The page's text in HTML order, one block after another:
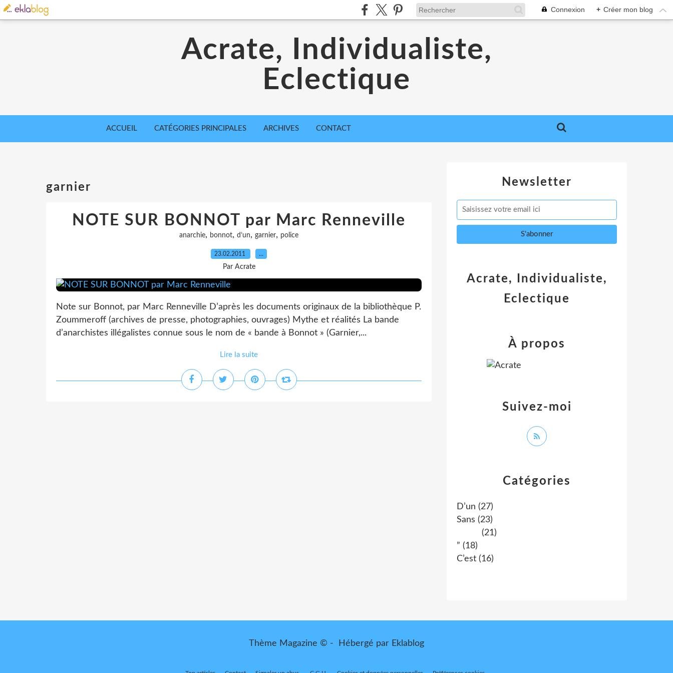
Connexion + Créer mon blog
Acrate, Individualiste,
Eclectique
ACCUEIL CATÉGORIES PRINCIPALES ARCHIVES CONTACT
garnier
NOTE SUR BONNOT par Marc Renneville
anarchie, bonnot, d’un, garnier, police
23.02.2011 …
Par Acrate
Note sur Bonnot, par Marc Renneville D’après les documents originaux de la bibliothèque P.
Zoummeroff (archives de presse, photographies, ouvrages) Mythe et réalités La bande
d’anarchistes illégalistes connue sous le nom de « bande à Bonnot » (Garnier,...
Lire la suite
Newsletter
Catégories
D’un (27)
Sans (23)
(21)
” (18)
C’est (16)
Acrate, Individualiste,
Eclectique
Suivez-moi
À propos
Thème Magazine © - Hébergé par Eklablog